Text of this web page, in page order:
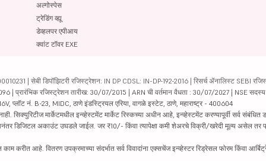
अल्गोस्पेस
ट्रेडिंग व्ह्यू
डेव्हलपर एपीआय
क्वांट टॉवर EXE
| सेबी डिपॉझिटरी रजिस्ट्रेशन: IN DP CDSL: IN-DP-192-2016 | रिसर्च ॲनालिस्ट SEBI
| प्रारंभिक रजिस्ट्रेशन तारीख: 30/07/2015 | ARN ची वर्तमान वैधता : 30/07/2027 | NSE
प्लॉट नं. B-23, MIDC, ठाणे इंडस्ट्रियल एरिया, वागळे इस्टेट, ठाणे, महाराष्ट्र - 400604
मार्केटमधील इन्व्हेस्टमेंट मार्केट रिस्कच्या अधीन आहे, इन्व्हेस्टमेंट करण्यापूर्वी सर्व संबंधित
डिजिटल अकाउंट उघडले जाईल. जर ₹10/- किंवा त्यापेक्षा कमी शेअरचे विक्री/खरेदी मूल्य असेल तर
आहे. वितरण उपक्रमाच्या संदर्भात सर्व विवादांना एक्सचेंज इन्व्हेस्टर रिड्रेसल फोरम किंवा